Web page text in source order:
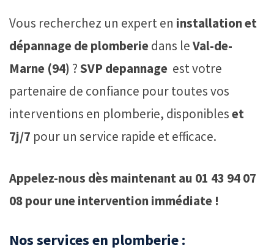
Vous recherchez un expert en installation et
dépannage de plomberiedans leVal-de-
Marne (94) ?SVP depannage est votre
partenaire de confiance pour toutes vos
interventions en plomberie, disponibleset
7j/7 pour un service rapide et efficace.
Appelez-nous dès maintenant au 01 43 94 07
08 pour une intervention immédiate !
Nos services en plomberie :